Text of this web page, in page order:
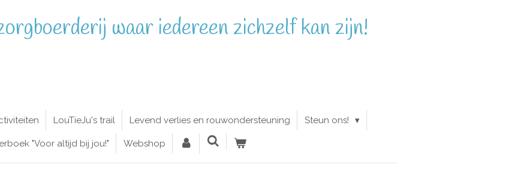
waar iedereen zichzelf kan zijn!
LouTieJu's trail Levend verlies en rouwondersteuning Steun ons!
"Voor altijd bij jou!" Webshop